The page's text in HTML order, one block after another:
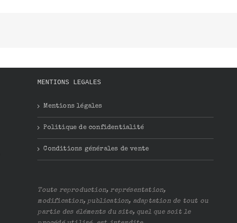
MENTIONS LEGALES
Mentions légales
Politique de confidentialité
Conditions générales de vente
Toute reproduction, représentation,
modification, publication, adaptation de tout ou
partie des éléments du site, quel que soit le